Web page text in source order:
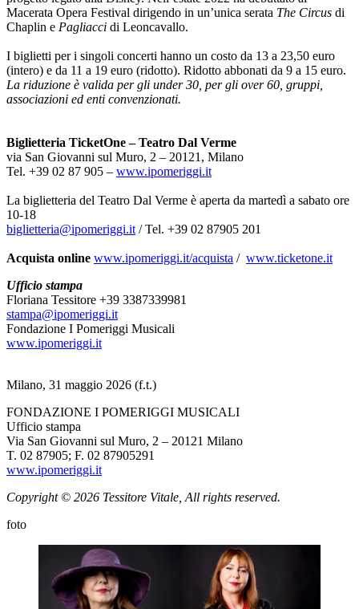
Macerata Opera Festival dirigendo in un’unica serata The Circus di
Chaplin e Pagliacci di Leoncavallo.
I biglietti per i singoli concerti hanno un costo da 13 a 23,50 euro
(intero) e da 11 a 19 euro (ridotto). Ridotto abbonati da 9 a 15 euro.
La riduzione è valida per gli under 30, per gli over 60, gruppi,
associazioni ed enti convenzionati.
Biglietteria TicketOne – Teatro Dal Verme
via San Giovanni sul Muro, 2 – 20121, Milano
Tel. +39 02 87 905 – www.ipomeriggi.it
La biglietteria del Teatro Dal Verme è aperta da martedì a sabato ore
10-18
biglietteria@ipomeriggi.it / Tel. +39 02 87905 201
Acquista online www.ipomeriggi.it/acquista / www.ticketone.it
Ufficio stampa
Floriana Tessitore +39 3387339981
stampa@ipomeriggi.it
Fondazione I Pomeriggi Musicali
www.ipomeriggi.it
Milano, 31 maggio 2026 (f.t.)
FONDAZIONE I POMERIGGI MUSICALI
Ufficio stampa
Via San Giovanni sul Muro, 2 – 20121 Milano
T. 02 87905; F. 02 87905291
www.ipomeriggi.it
Copyright © 2026 Tessitore Vitale, All rights reserved.
foto